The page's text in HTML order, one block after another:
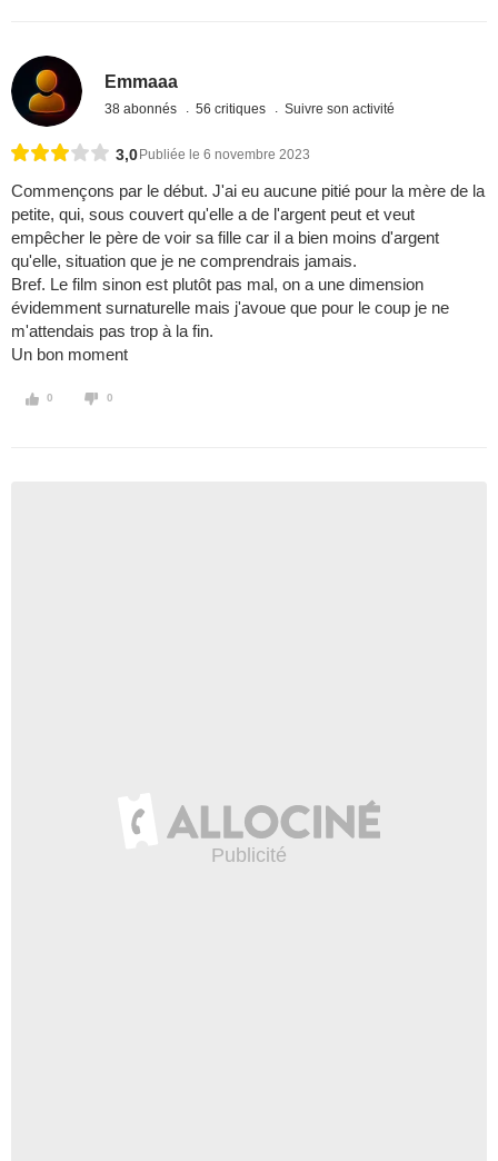
Emmaaa
38 abonnés 56 critiques Suivre son activité
3,0 Publiée le 6 novembre 2023
Commençons par le début. J'ai eu aucune pitié pour la mère de la
petite, qui, sous couvert qu'elle a de l'argent peut et veut
empêcher le père de voir sa fille car il a bien moins d'argent
qu'elle, situation que je ne comprendrais jamais.
Bref. Le film sinon est plutôt pas mal, on a une dimension
évidemment surnaturelle mais j'avoue que pour le coup je ne
m'attendais pas trop à la fin.
Un bon moment
0 0